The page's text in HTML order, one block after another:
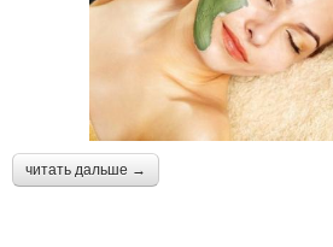
читать дальше →